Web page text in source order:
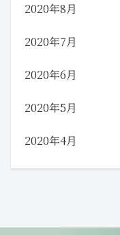
2020年8月
2020年7月
2020年6月
2020年5月
2020年4月